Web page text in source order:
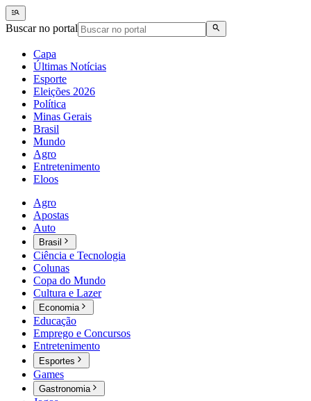
Buscar no portal
Capa
Últimas Notícias
Esporte
Eleições 2026
Política
Minas Gerais
Brasil
Mundo
Agro
Entretenimento
Eloos
Agro
Apostas
Auto
Brasil
Ciência e Tecnologia
Colunas
Copa do Mundo
Cultura e Lazer
Economia
Educação
Emprego e Concursos
Entretenimento
Esportes
Games
Gastronomia